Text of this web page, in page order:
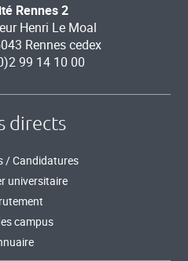
Rennes 2
Henri Le Moal
Rennes cedex
99 14 10 00
directs
/ Candidatures
universitaire
campus